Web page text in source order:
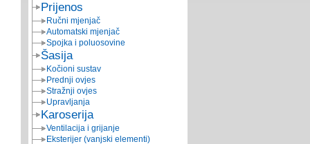
Prijenos
Ručni mjenjač
Automatski mjenjač
Spojka i poluosovine
Šasija
Kočioni sustav
Prednji ovjes
Stražnji ovjes
Upravljanja
Karoserija
Ventilacija i grijanje
Eksterijer (vanjski elementi)